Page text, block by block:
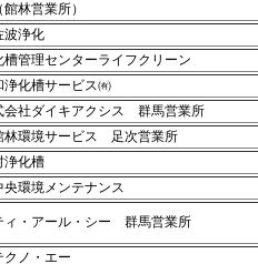
林営業所）
波浄化
槽管理センターライフクリーン
浄化槽サービス㈲
会社ダイキアクシス 群馬営業所
林環境サービス 足次営業所
浄化槽
央環境メンテナンス
ィ・アール・シー 群馬営業所
クノ・エー